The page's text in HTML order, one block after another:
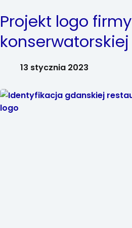
Projekt logo firmy
konserwatorskiej
13 stycznia 2023